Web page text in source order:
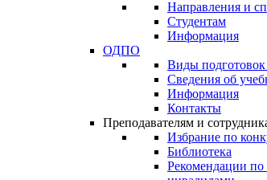
Направления и
Студентам
Информация
ОДПО
Виды
Сведения об
Информация
Контакты
Преподавателям и
Избрание по
Библиотека
Рекомендации по